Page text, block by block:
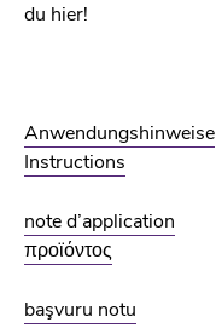
du hier!
Anwendungshinweise
Instructions
note d’application
προϊόντος
başvuru notu